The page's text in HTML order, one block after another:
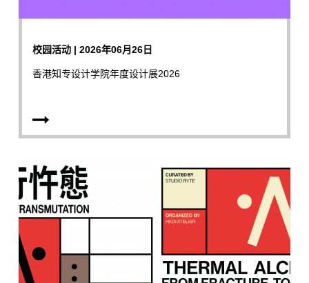
校园活动 | 2026年06月26日
香港知专设计学院年度设计展2026